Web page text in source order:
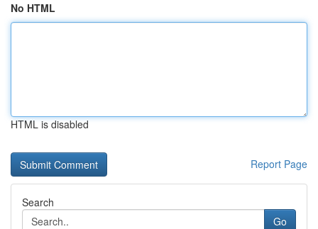
No HTML
HTML is disabled
Report Page
Search
Go